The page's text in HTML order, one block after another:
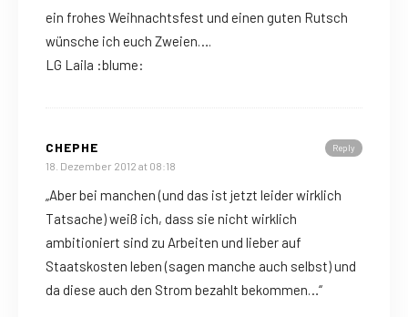
ein frohes Weihnachtsfest und einen guten Rutsch
wünsche ich euch Zweien….
LG Laila :blume:
Reply
CHEPHE
18. Dezember 2012 at 08:18
„Aber bei manchen (und das ist jetzt leider wirklich
Tatsache) weiß ich, dass sie nicht wirklich
ambitioniert sind zu Arbeiten und lieber auf
Staatskosten leben (sagen manche auch selbst) und
da diese auch den Strom bezahlt bekommen…“